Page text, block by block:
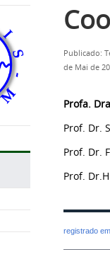
Publicado:
de Mai de
Profa.
Prof. Dr.
Prof. Dr.
Prof.
registrado